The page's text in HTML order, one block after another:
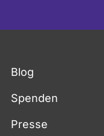
Blog
Spenden
Presse